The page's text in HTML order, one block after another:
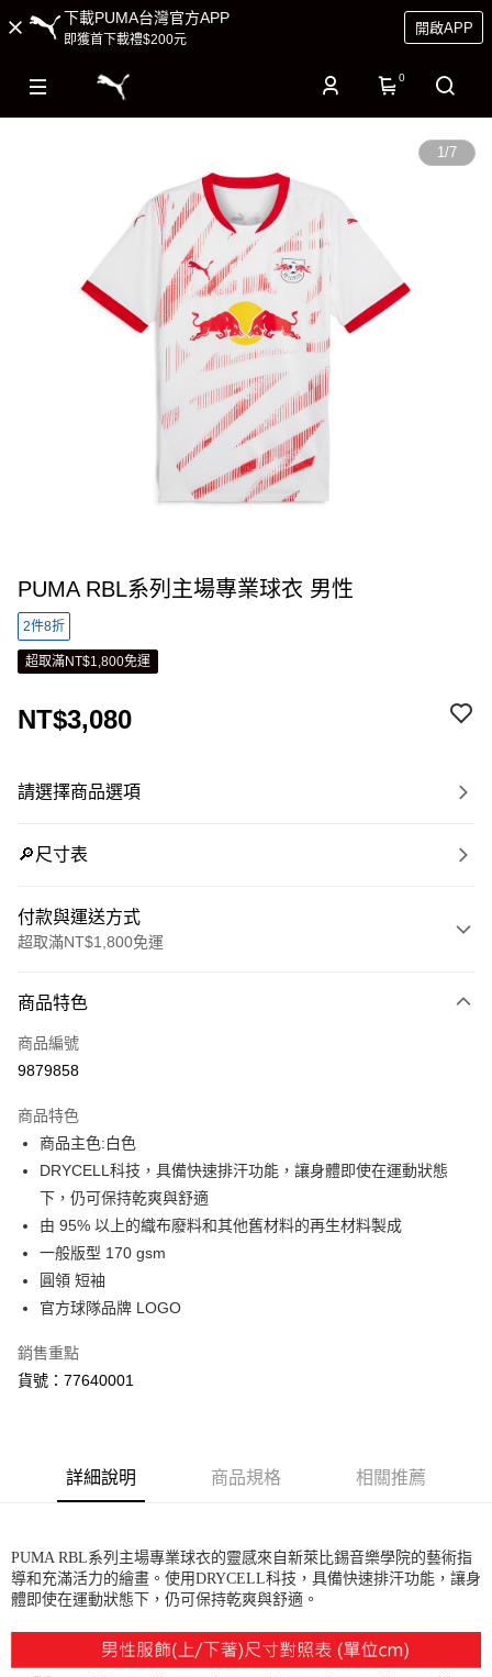
下載PUMA台灣官方APP
即獲首下載禮$200元
開啟APP
0
1/7
PUMA RBL系列主場專業球衣 男性
2件8折
超取滿NT$1,800免運
NT$3,080
請選擇商品選項
🔎尺寸表
付款與運送方式
超取滿NT$1,800免運
信用卡一次付款
LINE Pay
街口支付
悠遊付
Google Pay
貨到付款
運送方式
付款後全家取貨
每筆NT$100，滿NT$1,800(含以上)免運費
宅配(離島恕不配送)
宅配貨到付款(離島恕不配送)
每筆NT$180
商品特色
商品編號
9879858
商品特色
商品主色:白色
DRYCELL科技，具備快速排汗功能，讓身體即使在運動狀態
下，仍可保持乾爽與舒適
由 95% 以上的織布廢料和其他舊材料的再生材料製成
一般版型 170 gsm
圓領 短袖
官方球隊品牌 LOGO
銷售重點
貨號：77640001
詳細說明 商品規格 相關推薦
PUMA RBL系列主場專業球衣的靈感來自新萊比錫音樂學院的藝術指
導和充滿活力的繪畫。使用DRYCELL科技，具備快速排汗功能，讓身
體即使在運動狀態下，仍可保持乾爽與舒適。